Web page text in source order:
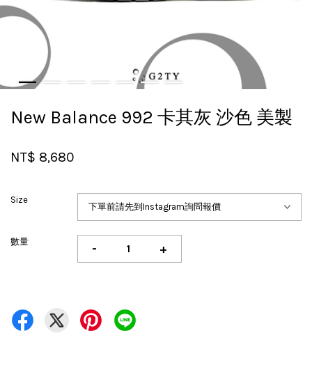
New Balance 992 卡其灰 沙色 美製
NT$ 8,680
Size
數量 - +